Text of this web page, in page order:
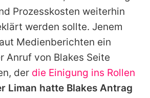
Prozesskosten weiterhin
werden sollte. Jenem
Medienberichten ein
Anruf von Blakes Seite
der die Einigung ins Rollen
Liman hatte Blakes Antrag